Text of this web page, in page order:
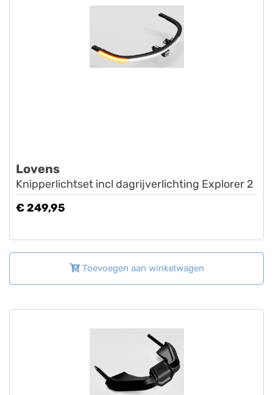
Lovens
Knipperlichtset incl dagrijverlichting Explorer 2
€ 249,95
Toevoegen aan winkelwagen